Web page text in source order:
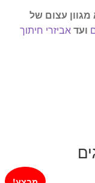
מגוון עצום של
ועדאביזרי חיתוך